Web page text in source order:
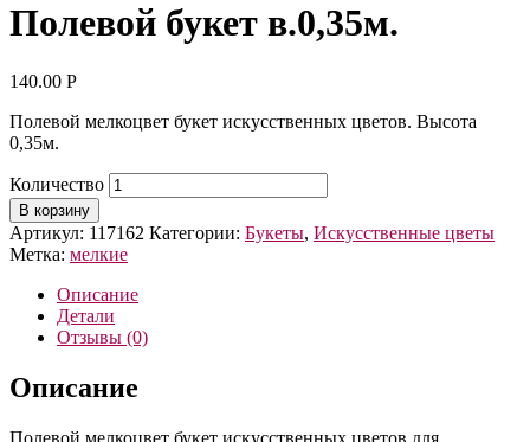
Полевой букет в.0,35м.
140.00 Р
Полевой мелкоцвет букет искусственных цветов. Высота
0,35м.
Количество
В корзину
Артикул: 117162 Категории: Букеты, Искусственные цветы
Метка: мелкие
Описание
Детали
Отзывы (0)
Описание
Полевой мелкоцвет букет искусственных цветов для